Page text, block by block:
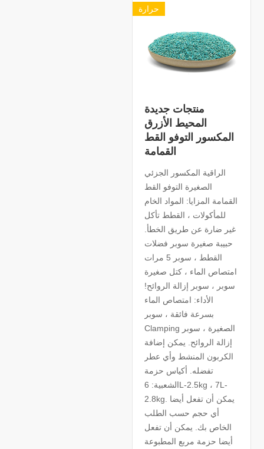
حرارة
منتجات جديدة
المحيط الأزرق
المكسور التوفو القط
القمامة
الراقية المكسور الجزئي
الصغيرة التوفو القط
القمامة المزايا: المواد الخام
للمأكولات ، القطط تأكل
غير ضارة عن طريق الخطأ.
حبيبة صغيرة سوبر فضلات
القطط ، سوبر 5 مرات
امتصاص الماء ، كتل صغيرة
سوبر ، سوبر إزالة الروائح!
الأداء: امتصاص الماء
بسرعة فائقة ، سوبر
Clamping الصغيرة ، سوبر
إزالة الروائح. يمكن إضافة
الكربون المنشط وأي عطر
تفضله. أكياس حزمة
الشعبية: 6L-2.5kg ، 7L-
2.8kg. يمكن أن تفعل أيضا
أي حجم حسب الطلب
الخاص بك. يمكن أن تفعل
أيضا حزمة مربع المطبوعة